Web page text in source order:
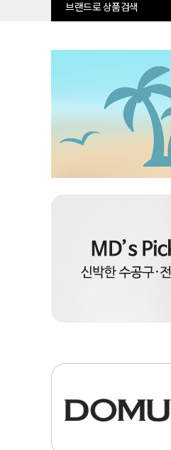
브랜드로 상품검색